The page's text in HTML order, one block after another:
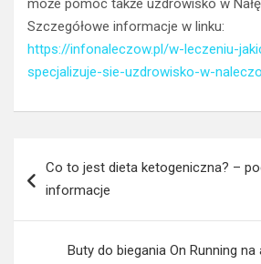
może pomóc także uzdrowisko w
Szczegółowe informacje w linku:
https://infonaleczow.pl/w-leczeniu-
specjalizuje-sie-uzdrowisko-w-
wpisu
Co to jest dieta ketogeniczna? –
informacje
Buty do biegania On Running